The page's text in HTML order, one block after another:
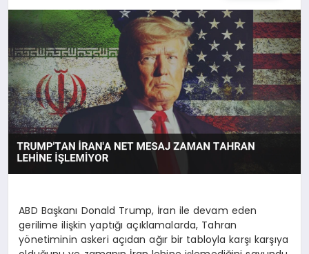
MAGAZIN
SAĞLIK
SPOR
TEKNOLOJI
ABD Başkanı Donald Trump, İran ile devam eden
gerilime ilişkin yaptığı açıklamalarda, Tahran
yönetiminin askeri açıdan ağır bir tabloyla karşı karşıya